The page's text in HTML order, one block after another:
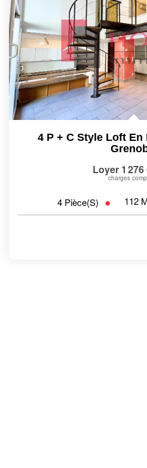
4 P + C Style Loft En
Loyer 1
charges
4 Pièce(s) 112